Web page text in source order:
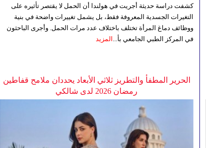
كشفت دراسة حديثة أجريت في هولندا أن الحمل لا يقتصر تأثيره على
التغيرات الجسدية المعروفة فقط، بل يشمل تغييرات واضحة في بنية
ووظائف دماغ المرأة تختلف باختلاف عدد مرات الحمل. وأجرى الباحثون
في المركز الطبي الجامعي بأ... المزيد
الحرير المطفأ والتطريز ثلاثي الأبعاد يحددان ملامح قفاطين
رمضان 2026 لدى شالكي